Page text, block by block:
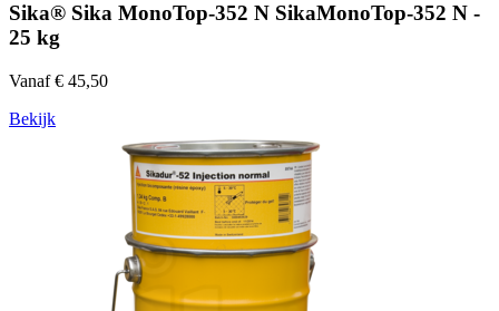
Sika® Sika MonoTop-352 N SikaMonoTop-352 N -
25 kg
Vanaf € 45,50
Bekijk